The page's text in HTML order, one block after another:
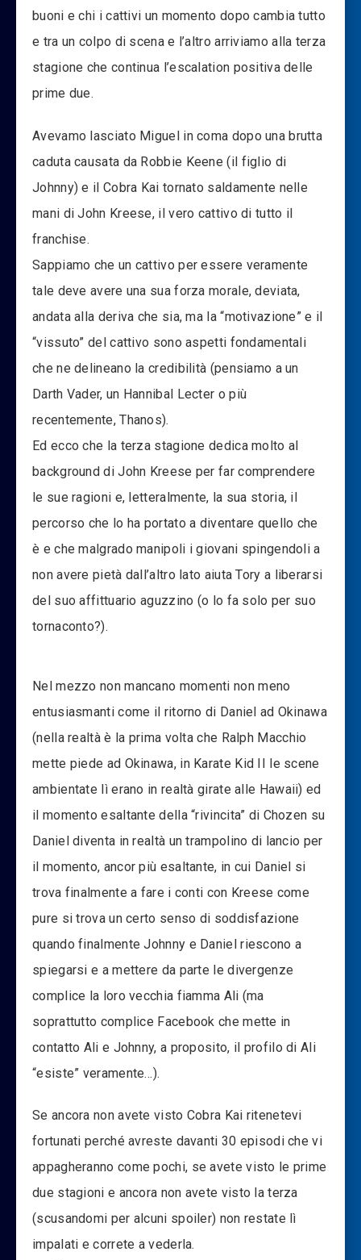
buoni e chi i cattivi un momento dopo cambia tutto
e tra un colpo di scena e l’altro arriviamo alla terza
stagione che continua l’escalation positiva delle
prime due.
Avevamo lasciato Miguel in coma dopo una brutta
caduta causata da Robbie Keene (il figlio di
Johnny) e il Cobra Kai tornato saldamente nelle
mani di John Kreese, il vero cattivo di tutto il
franchise.
Sappiamo che un cattivo per essere veramente
tale deve avere una sua forza morale, deviata,
andata alla deriva che sia, ma la “motivazione” e il
“vissuto” del cattivo sono aspetti fondamentali
che ne delineano la credibilità (pensiamo a un
Darth Vader, un Hannibal Lecter o più
recentemente, Thanos).
Ed ecco che la terza stagione dedica molto al
background di John Kreese per far comprendere
le sue ragioni e, letteralmente, la sua storia, il
percorso che lo ha portato a diventare quello che
è e che malgrado manipoli i giovani spingendoli a
non avere pietà dall’altro lato aiuta Tory a liberarsi
del suo affittuario aguzzino (o lo fa solo per suo
tornaconto?).
Nel mezzo non mancano momenti non meno
entusiasmanti come il ritorno di Daniel ad Okinawa
(nella realtà è la prima volta che Ralph Macchio
mette piede ad Okinawa, in Karate Kid II le scene
ambientate lì erano in realtà girate alle Hawaii) ed
il momento esaltante della “rivincita” di Chozen su
Daniel diventa in realtà un trampolino di lancio per
il momento, ancor più esaltante, in cui Daniel si
trova finalmente a fare i conti con Kreese come
pure si trova un certo senso di soddisfazione
quando finalmente Johnny e Daniel riescono a
spiegarsi e a mettere da parte le divergenze
complice la loro vecchia fiamma Ali (ma
soprattutto complice Facebook che mette in
contatto Ali e Johnny, a proposito, il profilo di Ali
“esiste” veramente…).
Se ancora non avete visto Cobra Kai ritenetevi
fortunati perché avreste davanti 30 episodi che vi
appagheranno come pochi, se avete visto le prime
due stagioni e ancora non avete visto la terza
(scusandomi per alcuni spoiler) non restate lì
impalati e correte a vederla.